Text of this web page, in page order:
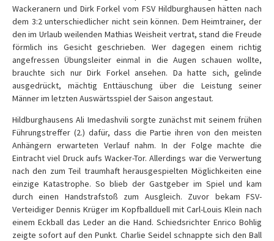
Wackeranern und Dirk Forkel vom FSV Hildburghausen hätten nach
dem 3:2 unterschiedlicher nicht sein können. Dem Heimtrainer, der
den im Urlaub weilenden Mathias Weisheit vertrat, stand die Freude
förmlich ins Gesicht geschrieben. Wer dagegen einem richtig
angefressen Übungsleiter einmal in die Augen schauen wollte,
brauchte sich nur Dirk Forkel ansehen. Da hatte sich, gelinde
ausgedrückt, mächtig Enttäuschung über die Leistung seiner
Männer im letzten Auswärtsspiel der Saison angestaut.
Hildburghausens Ali Imedashvili sorgte zunächst mit seinem frühen
Führungstreffer (2.) dafür, dass die Partie ihren von den meisten
Anhängern erwarteten Verlauf nahm. In der Folge machte die
Eintracht viel Druck aufs Wacker-Tor. Allerdings war die Verwertung
nach den zum Teil traumhaft herausgespielten Möglichkeiten eine
einzige Katastrophe. So blieb der Gastgeber im Spiel und kam
durch einen Handstrafstoß zum Ausgleich. Zuvor bekam FSV-
Verteidiger Dennis Krüger im Kopfballduell mit Carl-Louis Klein nach
einem Eckball das Leder an die Hand. Schiedsrichter Enrico Bohlig
zeigte sofort auf den Punkt. Charlie Seidel schnappte sich den Ball